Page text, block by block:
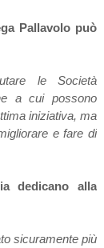
Pallavolo può
le Società
a cui possono
iniziativa, ma
e fare di
dedicano alla
sicuramente più